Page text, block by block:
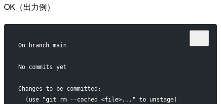
OK（出力例）
On branch main
No commits yet
Changes to be committed:
  (use "git rm --cached <file>..." to unstage)